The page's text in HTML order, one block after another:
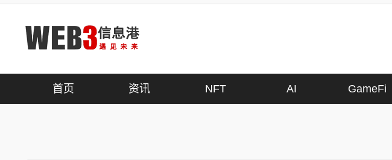
首页 资讯 NFT AI GameFi